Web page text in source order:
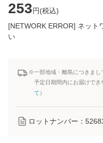
253円(税込)
[NETWORK ERROR] ネット
い
※一部地域・離島につきまし
予定日期間内にお届けでき
て ）
ロットナンバー：